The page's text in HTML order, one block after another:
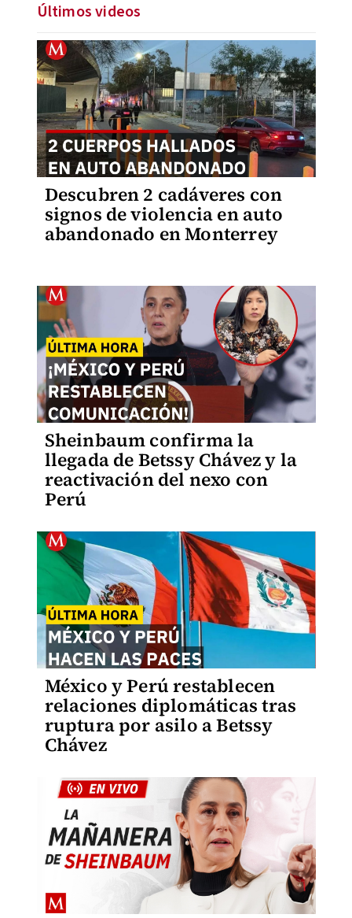
Últimos videos
Descubren 2 cadáveres con
signos de violencia en auto
abandonado en Monterrey
Sheinbaum confirma la
llegada de Betssy Chávez y la
reactivación del nexo con
Perú
México y Perú restablecen
relaciones diplomáticas tras
ruptura por asilo a Betssy
Chávez